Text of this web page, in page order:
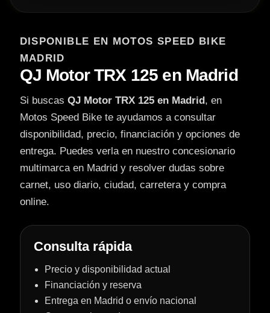
DISPONIBLE EN MOTOS SPEED BIKE
MADRID
QJ Motor TRX 125 en Madrid
Si buscas QJ Motor TRX 125 en Madrid, en
Motos Speed Bike te ayudamos a consultar
disponibilidad, precio, financiación y opciones de
entrega. Puedes verla en nuestro concesionario
multimarca en Madrid y resolver dudas sobre
carnet, uso diario, ciudad, carretera y compra
online.
Consulta rápida
Precio y disponibilidad actual
Financiación y reserva
Entrega en Madrid o envío nacional